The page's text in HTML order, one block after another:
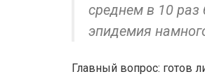
среднем в 10 раз
эпидемия
Главный вопрос: готов